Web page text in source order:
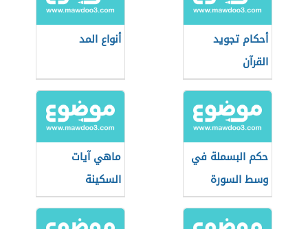
أحكام تجويد
القرآن
أنواع المد
حكم البسملة في
وسط السورة
ماهي آيات
السكينة